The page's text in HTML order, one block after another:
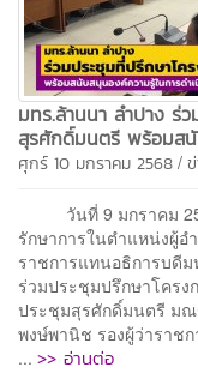
มทร.ล้านนา ลำปาง ร่
สุรศักดิ์มนตรี พร้อมสนั
ศุกร์ 10 มกราคม 2568 /
วันที่ 9 มกราคม
รักษาการในตำแหน่งผู้อ
ราชการแทนอธิการบดี
ร่วมประชุมปรึกษาโคร
ประชุมสุรศักดิ์มนตรี ม
พงษ์พานิช รองผู้ว่าราช
... >> อ่านต่อ